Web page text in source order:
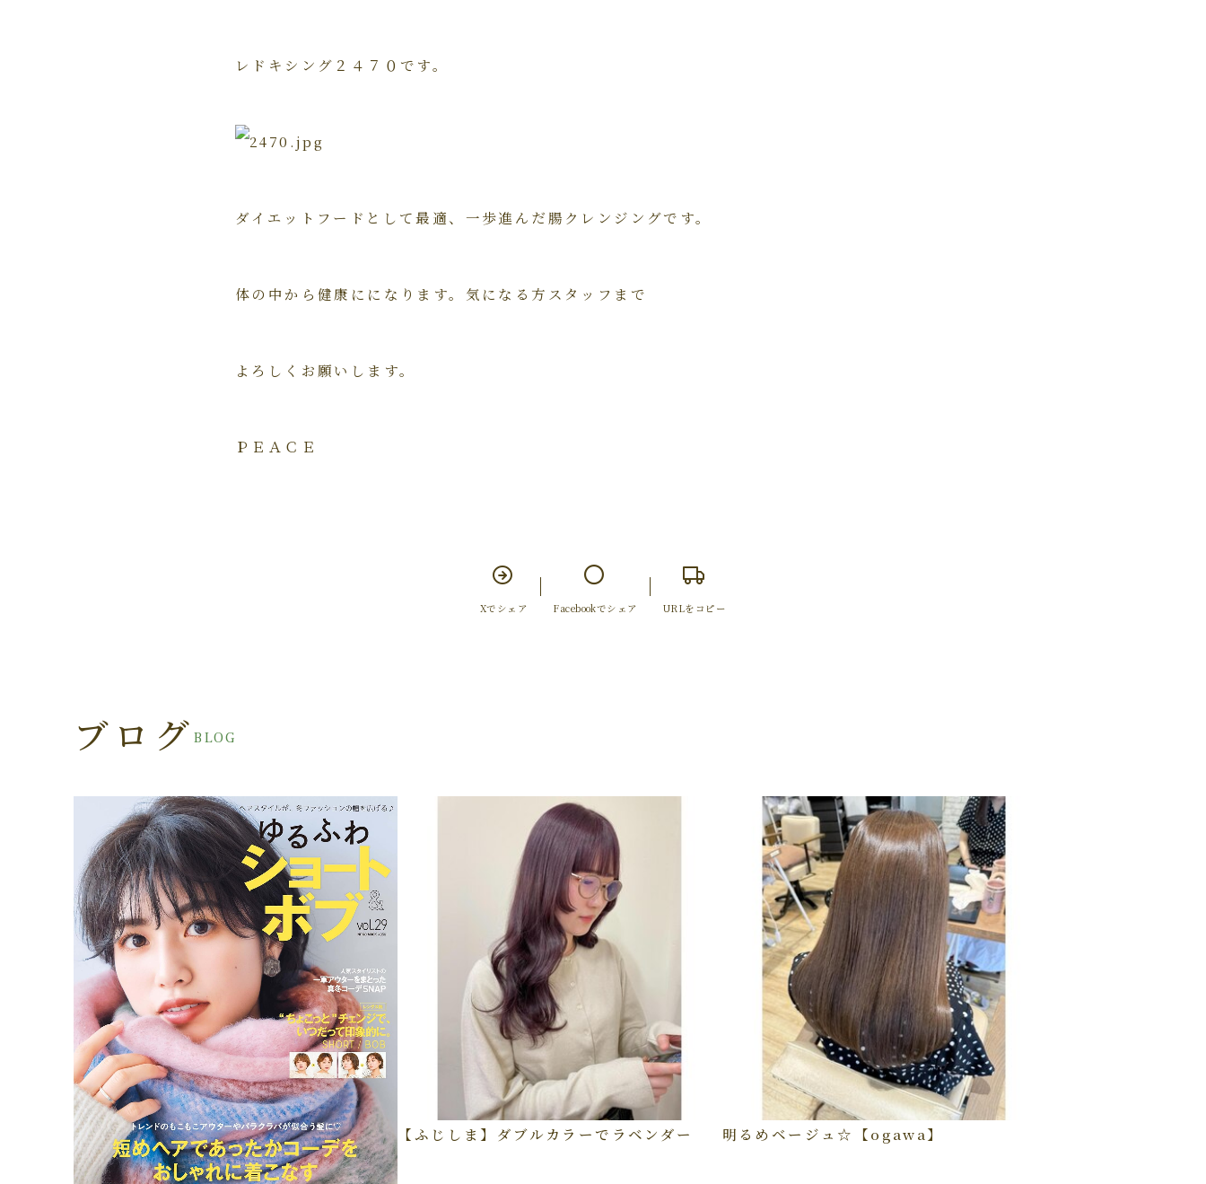
レドキシング２４７０です。
ダイエットフードとして最適、一歩進んだ腸クレンジングです。
体の中から健康にになります。気になる方スタッフまで
よろしくお願いします。
ＰＥＡＣＥ
Xでシェア Facebookでシェア URLをコピー
BLOG
ブログ
【ふじしま】ダブルカラーでラベンダー 明るめベージュ☆【ogawa】